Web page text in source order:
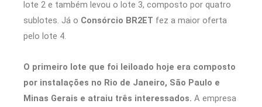
lote 2 e também levou o lote 3, composto por quatro
sublotes. Já o Consórcio BR2ET fez a maior oferta
pelo lote 4.
O primeiro lote que foi leiloado hoje era composto
por instalações no Rio de Janeiro, São Paulo e
Minas Gerais e atraiu três interessados. A empresa